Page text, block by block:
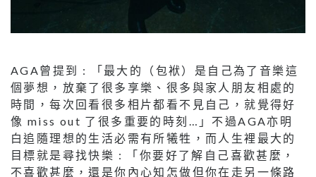
AGA曾提到 : 「最大的（包袱）是自己為了音樂這
個夢想，放棄了很多享樂、很多與家人朋友相處的
時間，每次回看很多相片都看不見自己，就覺得好
像 miss out 了很多重要的時刻…」不過AGA亦明
白追隨理想的生活必需有所犧牲，而人生裡最大的
目標就是尋找快樂 : 「你要好了解自己喜歡甚麼，
不喜歡甚麼，還是你內心知怎做但你在走另一條路